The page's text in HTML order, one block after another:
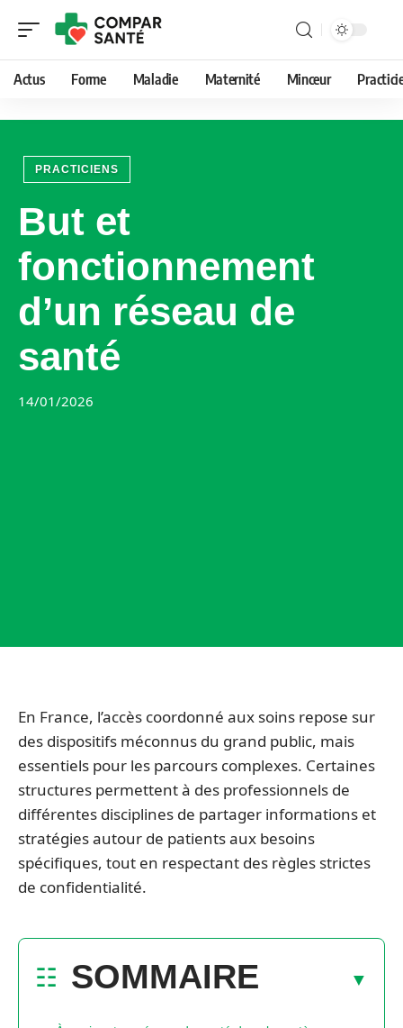
Actus Forme Maladie Maternité Minceur
PRACTICIENS
But et
fonctionnement
d’un réseau de
santé
14/01/2026
En France, l’accès coordonné aux soins repose sur
des dispositifs méconnus du grand public, mais
essentiels pour les parcours complexes. Certaines
structures permettent à des professionnels de
différentes disciplines de partager informations et
stratégies autour de patients aux besoins
spécifiques, tout en respectant des règles strictes
de confidentialité.
SOMMAIRE